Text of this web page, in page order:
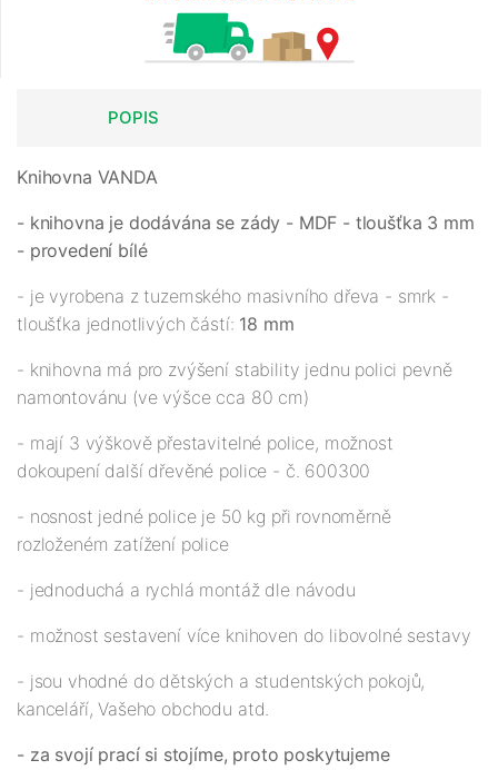
POPIS
Knihovna VANDA
- knihovna je dodávána se zády - MDF - tloušťka 3 mm
- provedení bílé
- je vyrobena z tuzemského masivního dřeva - smrk -
tloušťka jednotlivých částí: 18 mm
- knihovna má pro zvýšení stability jednu polici pevně
namontovánu (ve výšce cca 80 cm)
- mají 3 výškově přestavitelné police, možnost
dokoupení další dřevěné police - č. 600300
- nosnost jedné police je 50 kg při rovnoměrně
rozloženém zatížení police
- jednoduchá a rychlá montáž dle návodu
- možnost sestavení více knihoven do libovolné sestavy
- jsou vhodné do dětských a studentských pokojů,
kanceláří, Vašeho obchodu atd.
- za svojí prací si stojíme, proto poskytujeme